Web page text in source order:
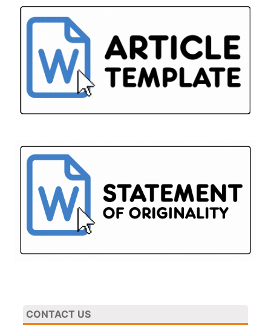
CONTACT US